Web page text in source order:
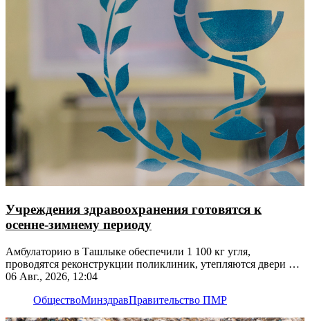
Учреждения здравоохранения готовятся к
осенне-зимнему периоду
Амбулаторию в Ташлыке обеспечили 1 100 кг угля,
проводятся реконструкции поликлиник, утепляются двери и
окна
06 Авг., 2026, 12:04
ОбществоМинздравПравительство ПМР